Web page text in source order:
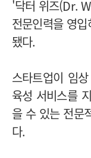
'닥터 위즈(Dr.
전문인력을 영
됐다.
스타트업이 임
육성 서비스를
을 수 있는 전문
다.